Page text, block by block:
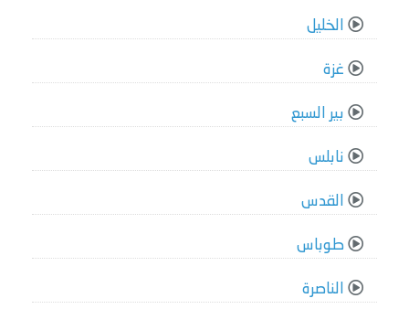
الخليل
غزة
بير السبع
نابلس
القدس
طوباس
الناصرة